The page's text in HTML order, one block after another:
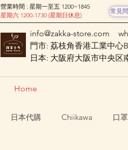
營業時間 : 星期一至五 1200~1845
星期六 1200-1730 (星期日休息)
常見
info@zakka-store.com
門市: 荔枝角香港工業中心
日本: 大阪府大阪市中央区
Home
日本代購 Chiikawa 口罩